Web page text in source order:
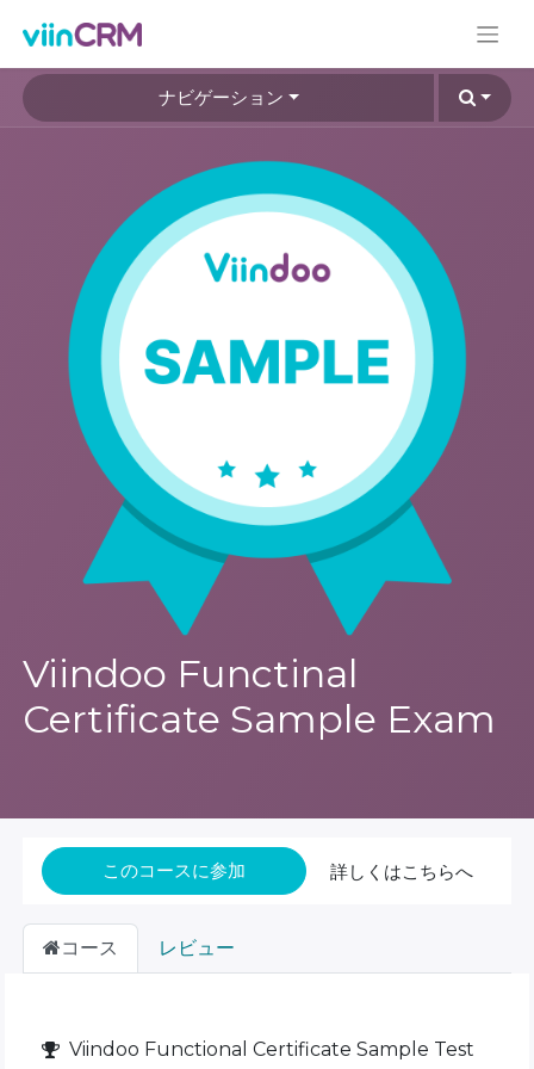
ナビゲーション
Viindoo Functinal
Certificate Sample Exam
このコースに参加 詳しくはこちらへ
コース レビュー
Viindoo Functional Certificate Sample Test